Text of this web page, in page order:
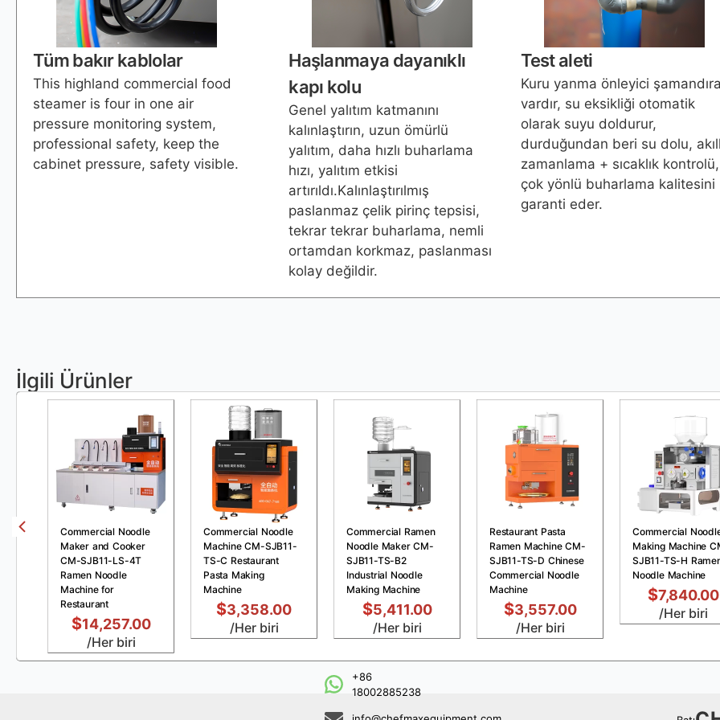
Tüm bakır kablolar
This highland commercial food
steamer is four in one air
pressure monitoring system,
professional safety, keep the
cabinet pressure, safety visible.
Haşlanmaya dayanıklı
kapı kolu
Genel yalıtım katmanını
kalınlaştırın, uzun ömürlü
yalıtım, daha hızlı buharlama
hızı, yalıtım etkisi
artırıldı.Kalınlaştırılmış
paslanmaz çelik pirinç tepsisi,
tekrar tekrar buharlama, nemli
ortamdan korkmaz, paslanması
kolay değildir.
Test aleti
Kuru yanma önleyici
vardır, su eksikliği otomatik
olarak suyu doldurur,
durduğundan beri su dolu,
zamanlama + sıcaklık kontrolü,
çok yönlü buharlama kalitesini
garanti eder.
İlgili Ürünler
Commercial Noodle
Maker and Cooker
CM-SJB11-LS-4T
Ramen Noodle
Machine for
Restaurant
$14,257.00
/Her biri
Commercial Noodle
Machine CM-SJB11-
TS-C Restaurant
Pasta Making
Machine
$3,358.00
/Her biri
Commercial Ramen
Noodle Maker CM-
SJB11-TS-B2
Industrial Noodle
Making Machine
$5,411.00
/Her biri
Restaurant Pasta
Ramen Machine CM-
SJB11-TS-D Chinese
Commercial Noodle
Machine
$3,557.00
/Her biri
Commercial
Making Machine
SJB11-TS-H
Noodle Machine
$7,840.00
/Her biri
+86
18002885238